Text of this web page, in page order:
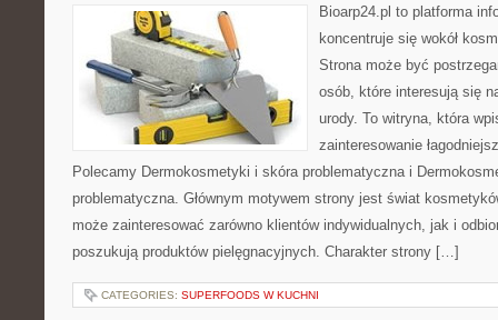
Bioarp24.pl to platforma
koncentruje się wokół
Strona może być
osób, które interesują się
urody. To witryna, która
zainteresowanie
Polecamy Dermokosmetyki i skóra problematyczna i
problematyczna. Głównym motywem strony jest świat
może zainteresować zarówno klientów indywidualnych, jak i
poszukują produktów pielęgnacyjnych. Charakter strony […]
CATEGORIES: SUPERFOODS W KUCHNI